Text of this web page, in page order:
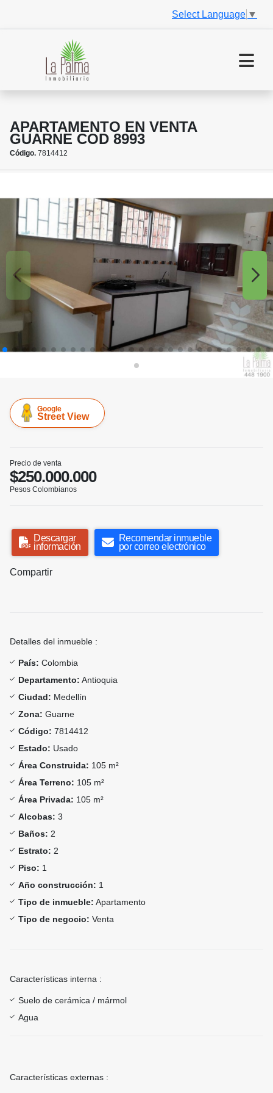
Select Language ▼
APARTAMENTO EN VENTA
GUARNE COD 8993
Código. 7814412
Google
Street View
Precio de venta
$250.000.000
Pesos Colombianos
Descargar
información
Recomendar inmueble
por correo electrónico
Compartir
Detalles del inmueble :
País: Colombia
Departamento: Antioquia
Ciudad: Medellín
Zona: Guarne
Código: 7814412
Estado: Usado
Área Construida: 105 m²
Área Terreno: 105 m²
Área Privada: 105 m²
Alcobas: 3
Baños: 2
Estrato: 2
Piso: 1
Año construcción: 1
Tipo de inmueble: Apartamento
Tipo de negocio: Venta
Características interna :
Suelo de cerámica / mármol
Agua
Características externas :